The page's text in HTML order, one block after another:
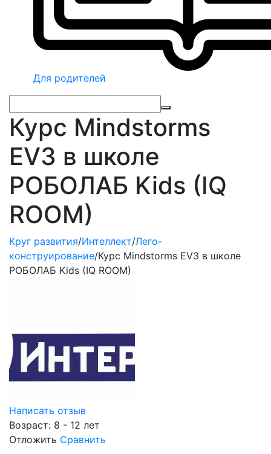
Для родителей
Курс Mindstorms
EV3 в школе
РОБОЛАБ Kids (IQ
ROOM)
Круг развития/Интеллект/Лего-
конструирование/Курс Mindstorms EV3 в школе
РОБОЛАБ Kids (IQ ROOM)
Написать отзыв
Возраст: 8 - 12 лет
Отложить Сравнить